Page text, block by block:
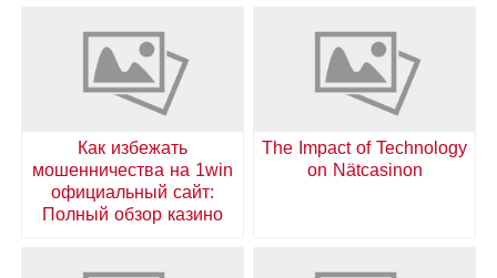
The Impact of Technology
on Nätcasinon
Как избежать
мошенничества на 1win
официальный сайт:
Полный обзор казино